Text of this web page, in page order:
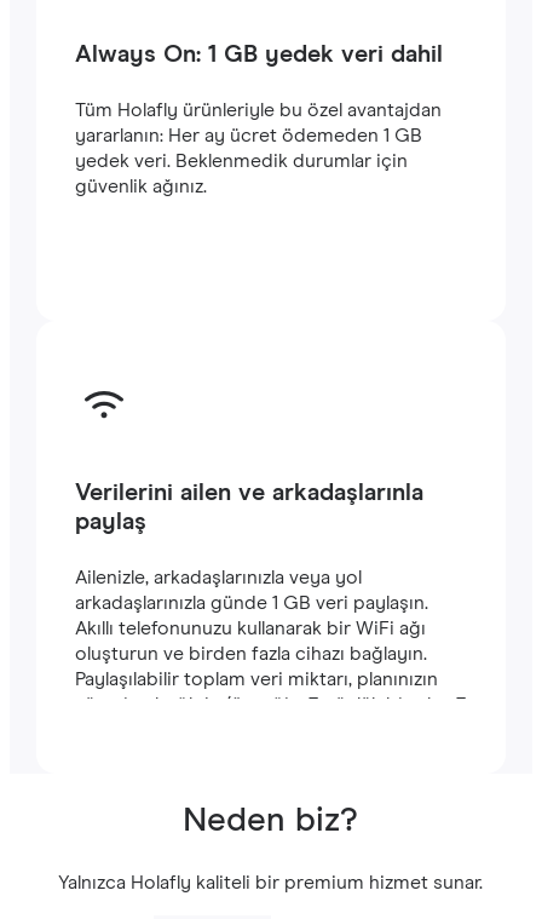
Always On: 1 GB yedek veri dahil
Tüm Holafly ürünleriyle bu özel avantajdan
yararlanın: Her ay ücret ödemeden 1 GB
yedek veri. Beklenmedik durumlar için
güvenlik ağınız.
Verilerini ailen ve arkadaşlarınla
paylaş
Ailenizle, arkadaşlarınızla veya yol
arkadaşlarınızla günde 1 GB veri paylaşın.
Akıllı telefonunuzu kullanarak bir WiFi ağı
oluşturun ve birden fazla cihazı bağlayın.
Paylaşılabilir toplam veri miktarı, planınızın
süresine bağlıdır (örneğin, 7 günlük bir plan 7
Neden biz?
Yalnızca Holafly kaliteli bir premium hizmet sunar.